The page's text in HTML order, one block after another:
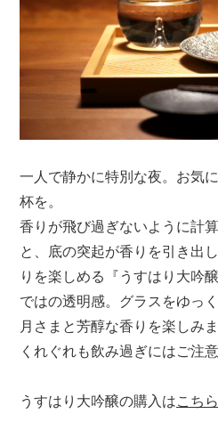
一人で静かに特別な夜。お気
杯を。
香りが飛び過ぎないように計
と、底の突起が香りを引き出
りを楽しめる『うすはり大吟
ではの透明感。グラスをゆっ
月さまと芳醇な香りを楽しみま
くれぐれも飲み過ぎにはご注意
うすはり大吟醸の購入はこちら